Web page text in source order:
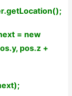
= new
pos.z +